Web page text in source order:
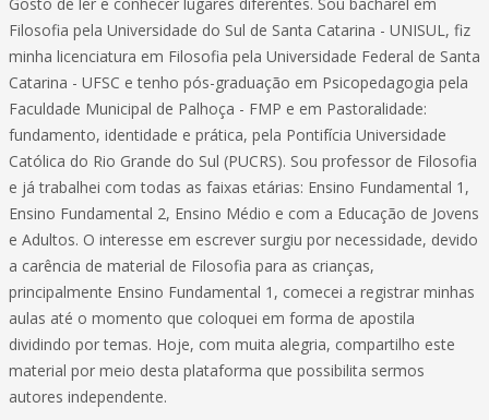
Filosofia pela Universidade do Sul de Santa Catarina - UNISUL, fiz
minha licenciatura em Filosofia pela Universidade Federal de Santa
Catarina - UFSC e tenho pós-graduação em Psicopedagogia pela
Faculdade Municipal de Palhoça - FMP e em Pastoralidade:
fundamento, identidade e prática, pela Pontifícia Universidade
Católica do Rio Grande do Sul (PUCRS). Sou professor de Filosofia
e já trabalhei com todas as faixas etárias: Ensino Fundamental 1,
Ensino Fundamental 2, Ensino Médio e com a Educação de Jovens
e Adultos. O interesse em escrever surgiu por necessidade, devido
a carência de material de Filosofia para as crianças,
principalmente Ensino Fundamental 1, comecei a registrar minhas
aulas até o momento que coloquei em forma de apostila
dividindo por temas. Hoje, com muita alegria, compartilho este
material por meio desta plataforma que possibilita sermos
autores independente.